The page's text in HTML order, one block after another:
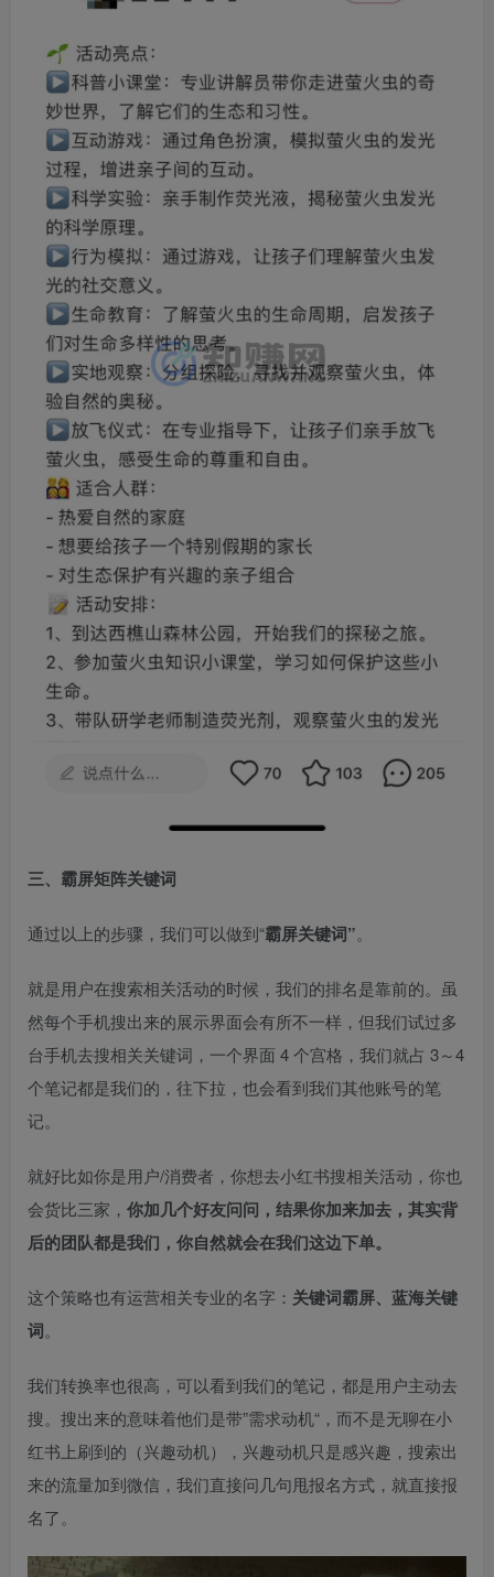
三、霸屏矩阵关键词​
通过以上的步骤，我们可以做到“霸屏关键词”。​
就是用户在搜索相关活动的时候，我们的排名是靠前的。虽
然每个手机搜出来的展示界面会有所不一样，但我们试过多
台手机去搜相关关键词，一个界面 4 个宫格，我们就占 3～4
个笔记都是我们的，往下拉，也会看到我们其他账号的笔
记。​
就好比如你是用户/消费者，你想去小红书搜相关活动，你也
会货比三家， 你加几个好友问问，结果你加来加去，其实背
后的团队都是我们，你自然就会在我们这边下单。
这个策略也有运营相关专业的名字： 关键词霸屏、蓝海关键
词。​
我们转换率也很高，可以看到我们的笔记，都是用户主动去
搜。搜出来的意味着他们是带”需求动机“，而不是无聊在小
红书上刷到的（兴趣动机），兴趣动机只是感兴趣，搜索出
来的流量加到微信，我们直接问几句甩报名方式，就直接报
名了。